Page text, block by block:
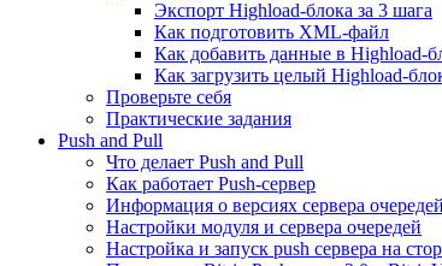
Экспорт Highload-блока за 3 шага
Как подготовить XML-файл
Как добавить данные в Highload-
Как загрузить целый Highload-
Проверьте себя
Практические задания
Push and Pull
Что делает Push and Pull
Как работает Push-сервер
Информация о версиях сервера очередей
Настройки модуля и сервера очередей
Настройка и запуск push сервера на